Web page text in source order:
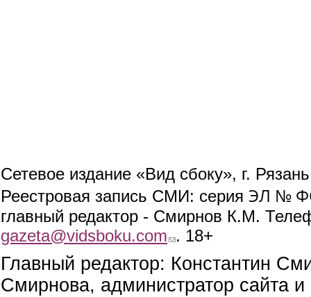
Сетевое издание «Вид сбоку», г.
Реестровая запись СМИ: серия ЭЛ №
главный редактор - Смирнов К.М.
gazeta@vidsboku.com (link sends e-mail)
. 18+
Главный редактор: Константин
Смирнова, администратор сайта